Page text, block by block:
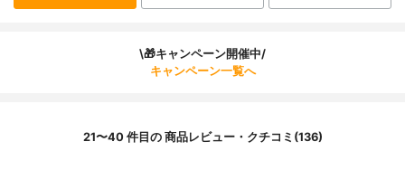
\🎁キャンペーン開催中/
キャンペーン一覧へ
21〜40 件目の 商品レビュー・クチコミ(136)